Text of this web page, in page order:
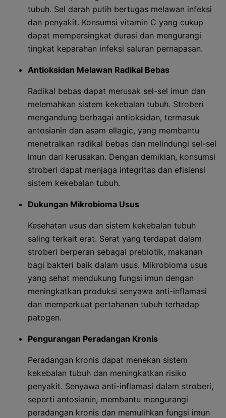
tubuh. Sel darah putih bertugas melawan infeksi
dan penyakit. Konsumsi vitamin C yang cukup
dapat mempersingkat durasi dan mengurangi
tingkat keparahan infeksi saluran pernapasan.
Antioksidan Melawan Radikal Bebas
Radikal bebas dapat merusak sel-sel imun dan
melemahkan sistem kekebalan tubuh. Stroberi
mengandung berbagai antioksidan, termasuk
antosianin dan asam ellagic, yang membantu
menetralkan radikal bebas dan melindungi sel-sel
imun dari kerusakan. Dengan demikian, konsumsi
stroberi dapat menjaga integritas dan efisiensi
sistem kekebalan tubuh.
Dukungan Mikrobioma Usus
Kesehatan usus dan sistem kekebalan tubuh
saling terkait erat. Serat yang terdapat dalam
stroberi berperan sebagai prebiotik, makanan
bagi bakteri baik dalam usus. Mikrobioma usus
yang sehat mendukung fungsi imun dengan
meningkatkan produksi senyawa anti-inflamasi
dan memperkuat pertahanan tubuh terhadap
patogen.
Pengurangan Peradangan Kronis
Peradangan kronis dapat menekan sistem
kekebalan tubuh dan meningkatkan risiko
penyakit. Senyawa anti-inflamasi dalam stroberi,
seperti antosianin, membantu mengurangi
peradangan kronis dan memulihkan fungsi imun